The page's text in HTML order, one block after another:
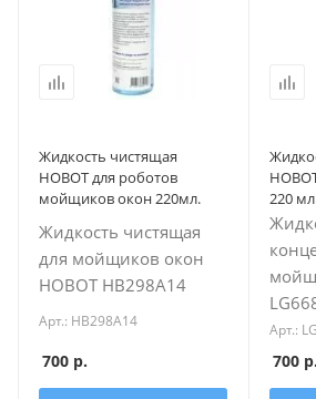
Жидкость чистящая
HOBOT для роботов
мойщиков окон 220мл.
Жидкость чистящая
для мойщиков окон
HOBOT HB298A14
Арт.: HB298A14
700 р.
220
Арт.:
700р.